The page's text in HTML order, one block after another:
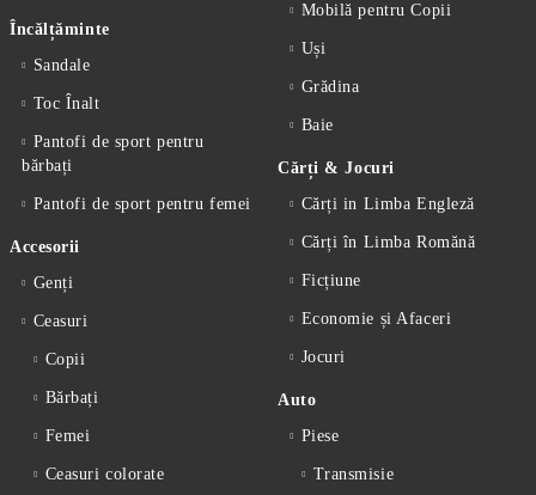
Încălțăminte
Sandale
Toc Înalt
Pantofi de sport pentru
bărbați
Pantofi de sport pentru femei
Accesorii
Genți
Ceasuri
Copii
Bărbați
Femei
Ceasuri colorate
Mobilă pentru Copii
Uși
Grădina
Baie
Cărți & Jocuri
Cărți in Limba Engleză
Cărți în Limba Romănă
Ficțiune
Economie și Afaceri
Jocuri
Auto
Piese
Transmisie